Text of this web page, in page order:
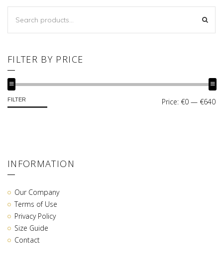
FOR:
FILTER BY PRICE
MIN
MAX
FILTER Price: €0 — €640
INFORMATION
Our Company
Terms of Use
Privacy Policy
Size Guide
Contact